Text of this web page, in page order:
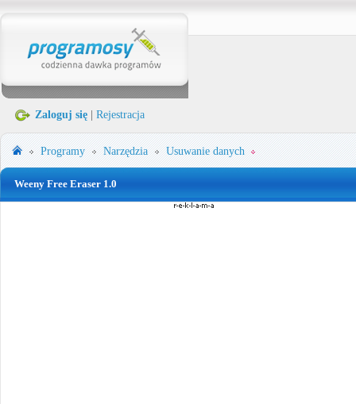
Zaloguj się Rejestracja
Programy Narzędzia Usuwanie danych
Weeny Free Eraser 1.0